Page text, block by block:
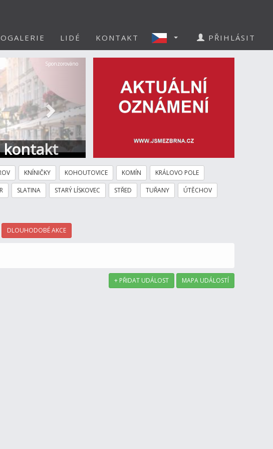
LIDÉ KONTAKT PŘIHLÁSIT
kontakt
Další
Sponzorováno
KNÍNIČKY KOHOUTOVICE KOMÍN KRÁLOVO POLE
SLATINA STARÝ LÍSKOVEC STŘED TUŘANY ÚTĚCHOV
DLOUHODOBÉ AKCE
+ PŘIDAT UDÁLOST MAPA UDÁLOSTÍ